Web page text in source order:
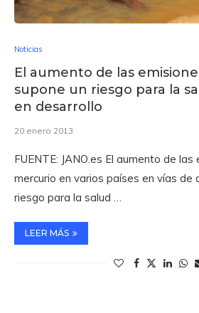
Noticias
El aumento de las
supone un riesgo para la
en desarrollo
20 enero 2013
FUENTE: JANO.es El aumento de las
mercurio en varios países en vías de
riesgo para la salud …
LEER MÁS